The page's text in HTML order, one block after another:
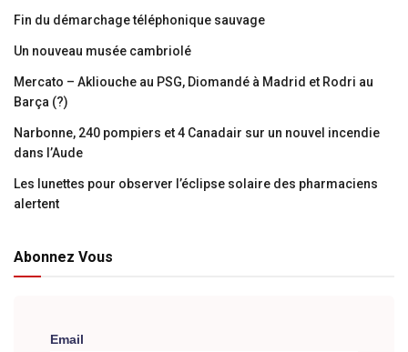
Fin du démarchage téléphonique sauvage
Un nouveau musée cambriolé
Mercato – Akliouche au PSG, Diomandé à Madrid et Rodri au
Barça (?)
Narbonne, 240 pompiers et 4 Canadair sur un nouvel incendie
dans l’Aude
Les lunettes pour observer l’éclipse solaire des pharmaciens
alertent
Abonnez Vous
Email